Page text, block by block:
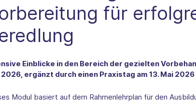
für
Einblicke in den Bereich der gezielten
2026, ergänzt durch einen Praxistag am 13. Mai
Modul basiert auf dem Rahmenlehrplan für den